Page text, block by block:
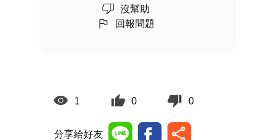
沒幫助
回報問題
1 0 0
分享給好友